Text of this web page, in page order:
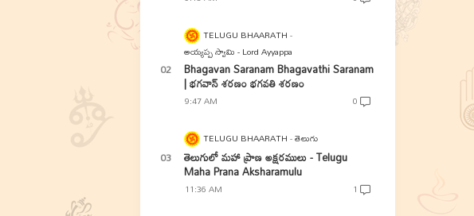
TELUGU BHAARATH
అయ్యప్ప స్వామి - Lord Ayyappa
Bhagavan Saranam Bhagavathi Saranam
| భగవాన్ శరణం భగవతి శరణం
9:47 AM 0
TELUGU BHAARATH తెలుగు
తెలుగులో మహా ప్రాణ అక్షరములు - Telugu
Maha Prana Aksharamulu
11:36 AM 1